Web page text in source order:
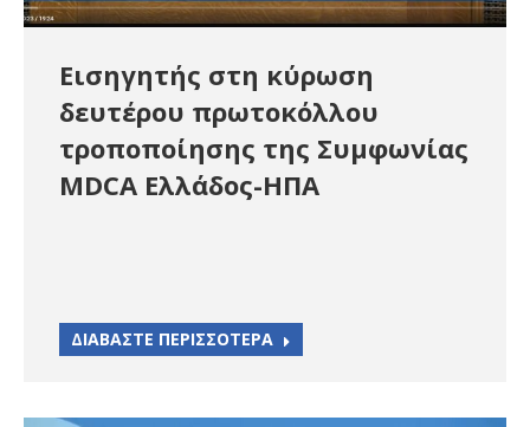
Εισηγητής στη κύρωση
δευτέρου πρωτοκόλλου
τροποποίησης της Συμφωνίας
MDCA Ελλάδος-ΗΠΑ
ΔΙΑΒΑΣΤΕ ΠΕΡΙΣΣΟΤΕΡΑ